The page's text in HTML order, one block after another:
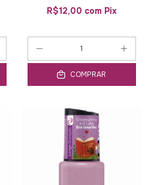
R$12,00 com Pix
COMPRAR